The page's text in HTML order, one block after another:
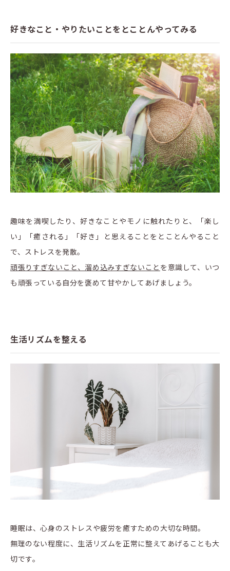
好きなこと・やりたいことをとことんやってみる
趣味を満喫したり、好きなことやモノに触れたりと、「楽し
い」「癒される」「好き」と思えることをとことんやること
で、ストレスを発散。
頑張りすぎないこと、溜め込みすぎないこと を意識して、いつ
も頑張っている自分を褒めて甘やかしてあげましょう。
生活リズムを整える
睡眠は、心身のストレスや疲労を癒すための大切な時間。
無理のない程度に、生活リズムを正常に整えてあげることも大
切です。